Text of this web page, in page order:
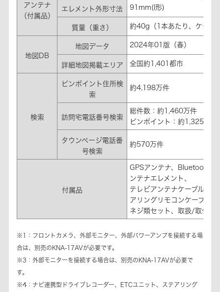
アンテナ
（付属品）
エレメント外形寸法 91mm(I形)
質量（重さ） 約40g（1本あたり、ケーブ
地図DB
地図データ 2024年01版（春）
詳細地図掲載エリア 全国約1,401都市
検索
ピンポイント住所検
索
約4,198万件
訪問宅電話番号検索
総件数：約1,460万件
ピンポイント：約1,325万件
タウンページ電話番
号検索
約570万件
付属品
GPSアンテナ、Bluetooth
ンテナエレメント、
テレビアンテナケーブル、
アリングリモコンケーブル
ネジ類セット、取扱/取付説
※1：フロントカメラ、外部モニター、外部パワーアンプを接続する場
合は、別売のKNA-17AVが必要です。
※3：外部モニターを接続する場合は、別売のKNA-17AVが必要で
す。
※4：ナビ連携型ドライブレコーダー、ETCユニット、ステアリング